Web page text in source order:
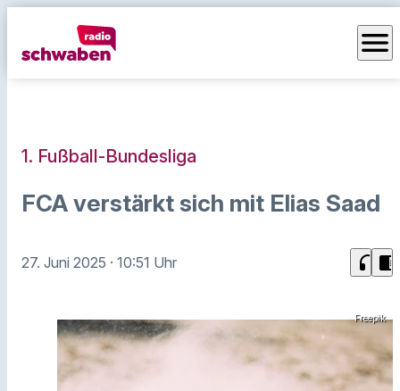
menu
1. Fußball-Bundesliga
FCA verstärkt sich mit Elias Saad
27. Juni 2025 · 10:51 Uhr headphones chrome_reader_mode
Freepik